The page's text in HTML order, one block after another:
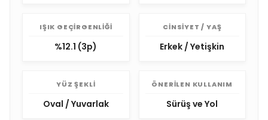
IŞIK GEÇIRGENLIĞI
%12.1 (3p)
CINSIYET / YAŞ
Erkek / Yetişkin
YÜZ ŞEKLI
Oval / Yuvarlak
ÖNERILEN KULLANIM
Sürüş ve Yol